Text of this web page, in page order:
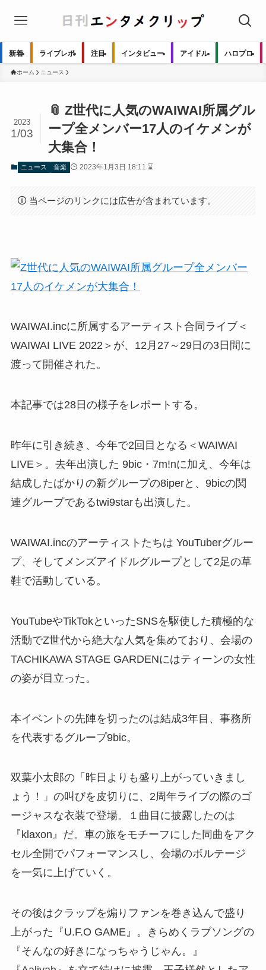
新着 ライブレポ 注目 インタビュー アイドル ハロプロ
ホーム ニュース
📎 Z世代に人気のWAIWAI所属グル
ープ全メンバー17人のイケメンが
大集合！
2023
1/03
ニュース 音楽 2023年1月3日 18:11 ⌛
当ページのリンクには広告が含まれています。
WAIWAI.incに所属するアーティスト合同ライブ＜
WAIWAI LIVE 2022＞が、12月27～29日の3日間に
渡って開催された。
本記事では28日の様子をレポートする。
昨年に引き続き、今年で2回目となる＜WAIWAI
LIVE＞。去年出演した 9bic・7m!nに加え、今年は
結成したばかりの新グループの8iperと、9bicの関
連グループであるtwi9starも出演した。
WAIWAI.incのアーティストたちは YouTuberグルー
プ、そしてメンズアイドルグループとして2足の草
鞋で活動している。
YouTubeやTikTokといったSNSを駆使した積極的な
活動でZ世代から絶大な人気を集めており、会場の
TACHIKAWA STAGE GARDENにはティーンの女性
の姿が目立った。
本イベントの先陣を切ったのは結成3年目、事務所
を代表するグループ9bic。
双葉小太郎の「昨日よりも盛り上がっていきまし
ょう！」の叫びを皮切りに、2周年ライブの際のゴ
ージャスな衣装で登場。１曲目に披露したのは
『klaxon』だ。車の旅をモチーフにした同曲をアク
セル全開でパフォーマンスし、会場のボルテージ
を一気に上げていく。
その後はクラップを煽りファンを巻き込んで盛り
上がった『U.F.O GAME』。きらめくラブソングの
『そんなの好きになっちゃうじゃん。』